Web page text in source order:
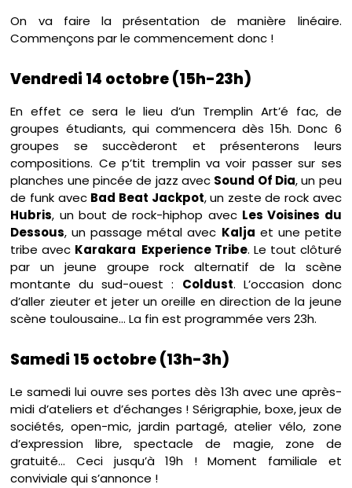
On va faire la présentation de manière linéaire.
Commençons par le commencement donc !
Vendredi 14 octobre (15h-23h)
En effet ce sera le lieu d’un Tremplin Art’é fac, de
groupes étudiants, qui commencera dès 15h. Donc 6
groupes se succèderont et présenterons leurs
compositions. Ce p’tit tremplin va voir passer sur ses
planches une pincée de jazz avec Sound Of Dia, un peu
de funk avec Bad Beat Jackpot, un zeste de rock avec
Hubris, un bout de rock-hiphop avec Les Voisines du
Dessous, un passage métal avec Kalja et une petite
tribe avec Karakara Experience Tribe. Le tout clôturé
par un jeune groupe rock alternatif de la scène
montante du sud-ouest : Coldust. L’occasion donc
d’aller zieuter et jeter un oreille en direction de la jeune
scène toulousaine… La fin est programmée vers 23h.
Samedi 15 octobre (13h-3h)
Le samedi lui ouvre ses portes dès 13h avec une après-
midi d’ateliers et d’échanges ! Sérigraphie, boxe, jeux de
sociétés, open-mic, jardin partagé, atelier vélo, zone
d’expression libre, spectacle de magie, zone de
gratuité… Ceci jusqu’à 19h ! Moment familiale et
conviviale qui s’annonce !